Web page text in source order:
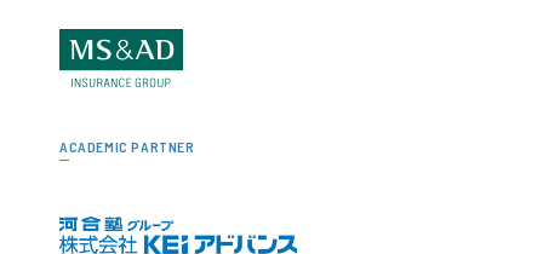
ACADEMIC PARTNER